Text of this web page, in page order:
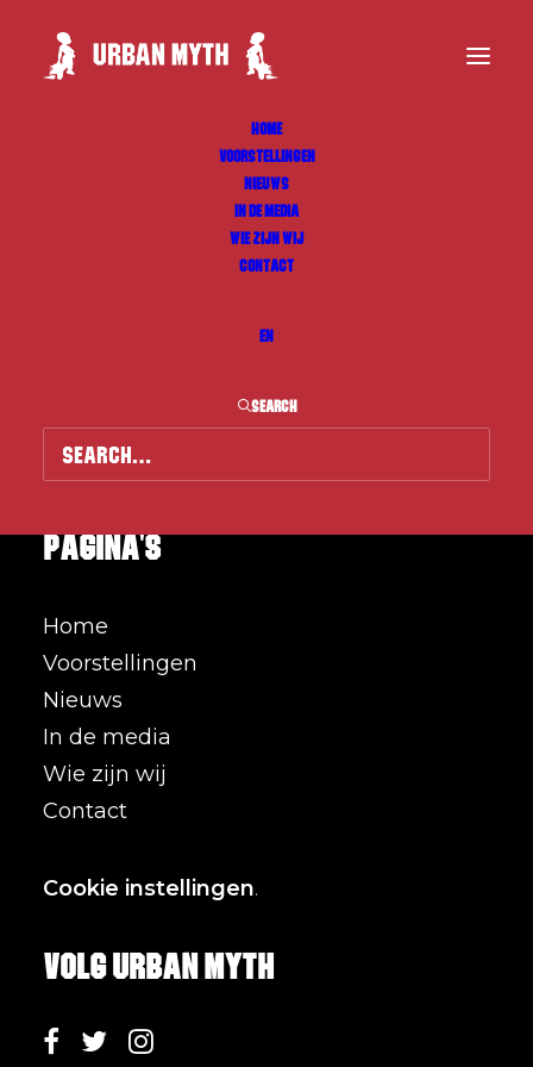
HOME
VOORSTELLINGEN
NIEUWS
IN DE MEDIA
WIE ZIJN WIJ
CONTACT
EN
SEARCH
Pagina's
Home
Voorstellingen
Nieuws
In de media
Wie zijn wij
Contact
Cookie instellingen.
Volg Urban Myth